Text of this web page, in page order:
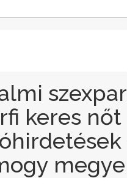
keres nőt
megye